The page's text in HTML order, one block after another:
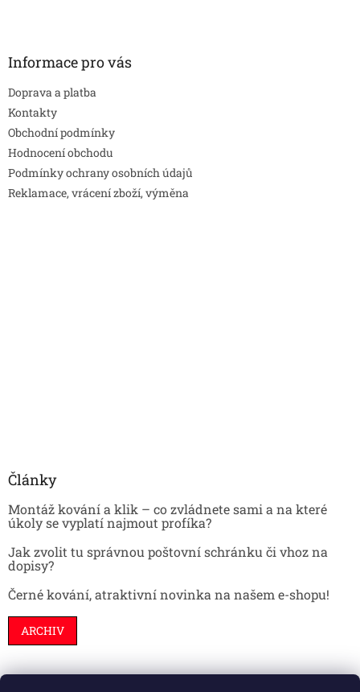
Informace pro vás
Doprava a platba
Kontakty
Obchodní podmínky
Hodnocení obchodu
Podmínky ochrany osobních údajů
Reklamace, vrácení zboží, výměna
Články
Montáž kování a klik – co zvládnete sami a na které
úkoly se vyplatí najmout profíka?
Jak zvolit tu správnou poštovní schránku či vhoz na
dopisy?
Černé kování, atraktivní novinka na našem e-shopu!
ARCHIV